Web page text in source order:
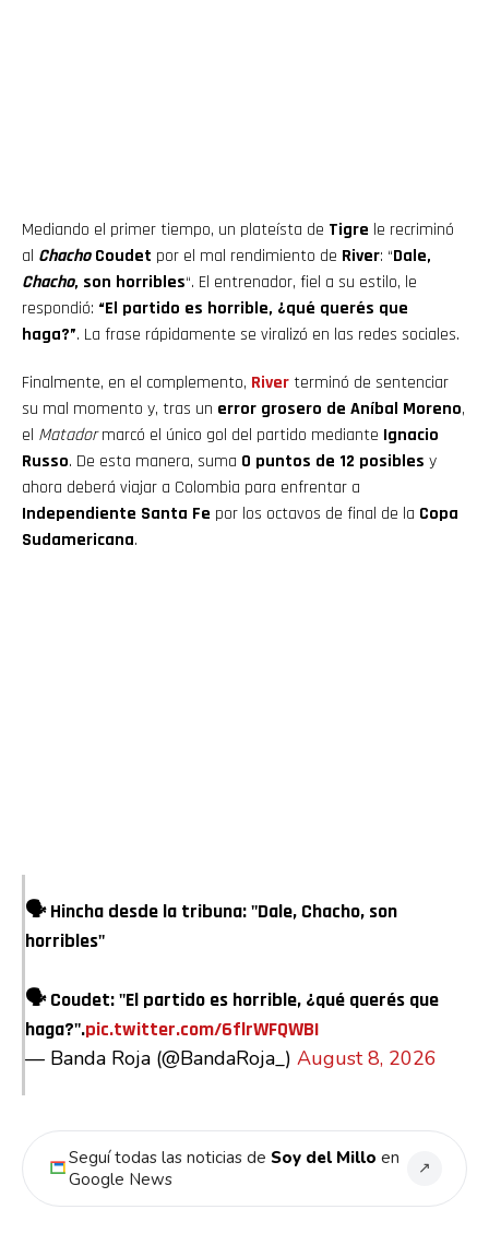
Mediando el primer tiempo, un plateísta de Tigre le recriminó
al ChachoCoudet por el mal rendimiento de River: “Dale,
Chacho, son horribles“. El entrenador, fiel a su estilo, le
respondió: “El partido es horrible, ¿qué querés que
haga?”. La frase rápidamente se viralizó en las redes sociales.
Finalmente, en el complemento, Riverterminó de sentenciar
su mal momento y, tras un error grosero de Aníbal Moreno,
el Matadormarcó el único gol del partido mediante Ignacio
Russo. De esta manera, suma 0 puntos de 12 posibles y
ahora deberá viajar a Colombia para enfrentar a
Independiente Santa Fe por los octavos de final de la Copa
Sudamericana.
🗣 Hincha desde la tribuna: "Dale, Chacho, son
horribles"
🗣 Coudet: "El partido es horrible, ¿qué querés que
haga?".pic.twitter.com/6flrWFQWBI
— Banda Roja (@BandaRoja_) August 8, 2026
Seguí todas las noticias de Soy del Millo en
Google News
↗
Reddit
Pinterest
Email